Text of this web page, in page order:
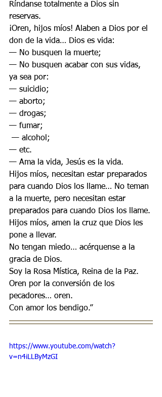
Ríndanse totalmente a Dios sin
reservas.
¡Oren, hijos míos! Alaben a Dios por el
don de la vida… Dios es vida:
— No busquen la muerte;
— No busquen acabar con sus vidas,
ya sea por:
— suicidio;
— aborto;
— drogas;
— fumar;
— alcohol;
— etc.
— Ama la vida, Jesús es la vida.
Hijos míos, necesitan estar preparados
para cuando Dios los llame… No teman
a la muerte, pero necesitan estar
preparados para cuando Dios los llame.
Hijos míos, amen la cruz que Dios les
pone a llevar.
No tengan miedo… acérquense a la
gracia de Dios.
Soy la Rosa Mística, Reina de la Paz.
Oren por la conversión de los
pecadores… oren.
Con amor los bendigo.”
https://www.youtube.com/watch?
v=n4iLLByMzGI